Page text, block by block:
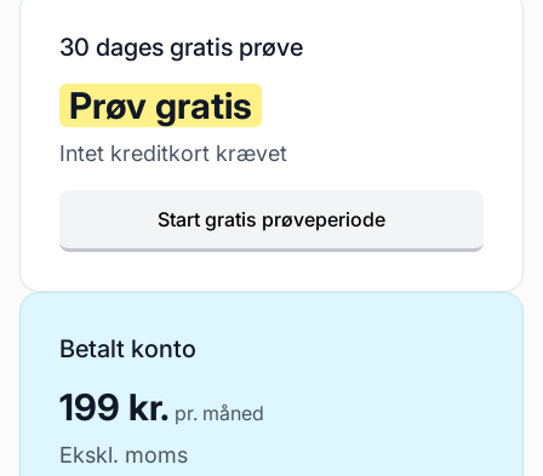
30 dages gratis prøve
Prøv gratis
Intet kreditkort krævet
Start gratis prøveperiode
Betalt konto
199 kr. pr. måned
Ekskl. moms